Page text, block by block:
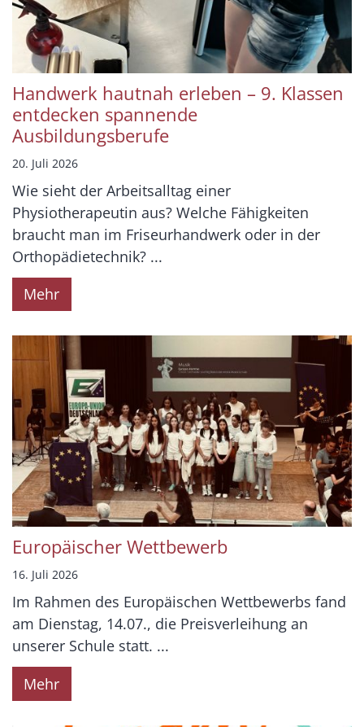
Handwerk hautnah erleben – 9. Klassen
entdecken spannende
Ausbildungsberufe
20. Juli 2026
Wie sieht der Arbeitsalltag einer
Physiotherapeutin aus? Welche Fähigkeiten
braucht man im Friseurhandwerk oder in der
Orthopädietechnik? ...
Mehr
Europäischer Wettbewerb
16. Juli 2026
Im Rahmen des Europäischen Wettbewerbs fand
am Dienstag, 14.07., die Preisverleihung an
unserer Schule statt. ...
Mehr